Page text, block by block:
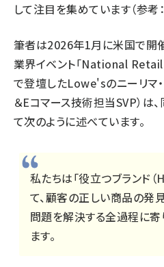
して注目を集めています（参考：
筆者は2026年1月に米国で開
業界イベント「National
で登壇したLowe'sのニーリマ
＆Eコマース技術担当SVP）は
て次のように述べています。
私たちは「役立つブランド
て、顧客の正しい商品の発
問題を解決する全過程に寄
ます。